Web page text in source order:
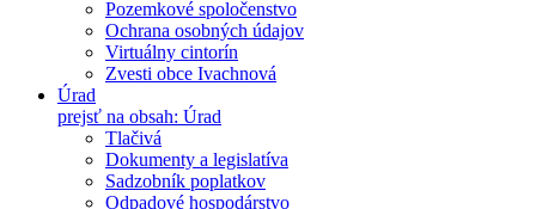
Pozemkové spoločenstvo
Ochrana osobných údajov
Virtuálny cintorín
Zvesti obce Ivachnová
Úrad
prejsť na obsah: Úrad
Tlačivá
Dokumenty a legislatíva
Sadzobník poplatkov
Odpadové hospodárstvo